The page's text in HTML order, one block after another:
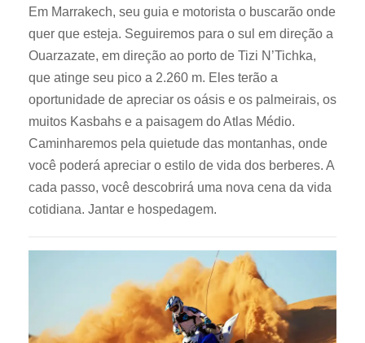
Em Marrakech, seu guia e motorista o buscarão onde
quer que esteja. Seguiremos para o sul em direção a
Ouarzazate, em direção ao porto de Tizi N’Tichka,
que atinge seu pico a 2.260 m. Eles terão a
oportunidade de apreciar os oásis e os palmeirais, os
muitos Kasbahs e a paisagem do Atlas Médio.
Caminharemos pela quietude das montanhas, onde
você poderá apreciar o estilo de vida dos berberes. A
cada passo, você descobrirá uma nova cena da vida
cotidiana. Jantar e hospedagem.